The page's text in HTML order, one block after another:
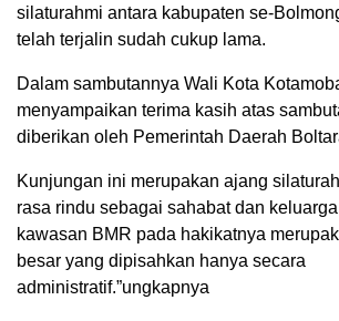
silaturahmi antara kabupaten se-
telah terjalin sudah cukup lama.
Dalam sambutannya Wali Kota
menyampaikan terima kasih atas
diberikan oleh Pemerintah Daerah
Kunjungan ini merupakan ajang
rasa rindu sebagai sahabat dan
kawasan BMR pada hakikatnya
besar yang dipisahkan hanya secara
administratif.”ungkapnya